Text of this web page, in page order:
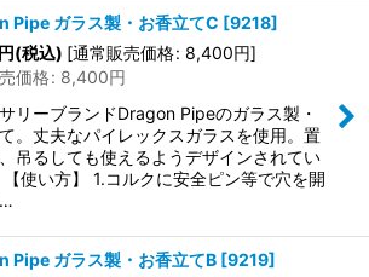
Pipe ガラス製・お香立てC [9218]
円(税込) [通常販売価格: 8,400円]
価格: 8,400円
リーブランドDragon Pipeのガラス製・
。丈夫なパイレックスガラスを使用。置
吊るしても使えるようデザインされてい
【使い方】 1.コルクに安全ピン等で穴を開
Pipe ガラス製・お香立てB [9219]